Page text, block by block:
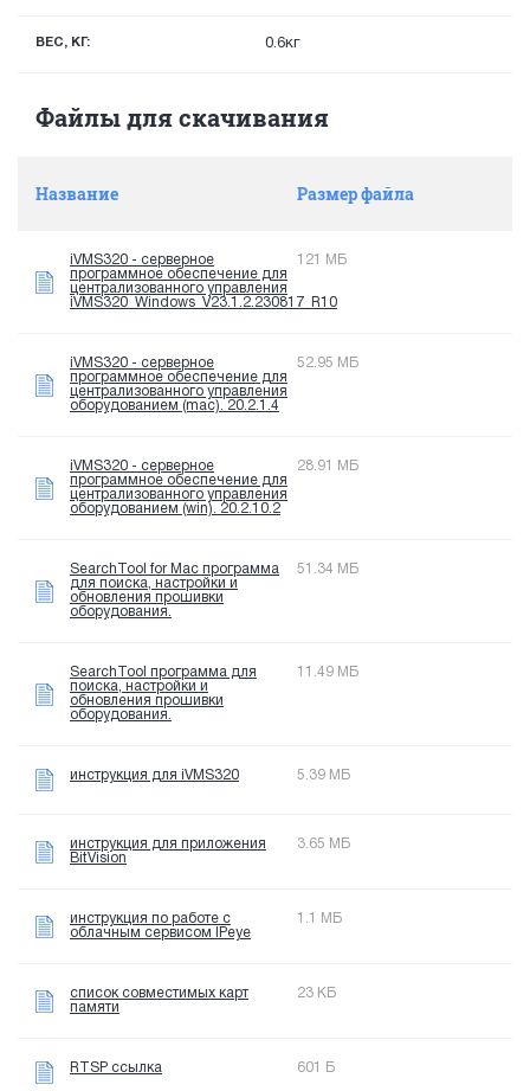
ВЕС, КГ: 0.6кг
Файлы для скачивания
Название Размер файла
iVMS320 - серверное
программное обеспечение для
централизованного управления
iVMS320_Windows_V23.1.2.230817_R10
121 МБ
iVMS320 - серверное
программное обеспечение для
централизованного управления
оборудованием (mac). 20.2.1.4
52.95 МБ
iVMS320 - серверное
программное обеспечение для
централизованного управления
оборудованием (win). 20.2.10.2
28.91 МБ
SearchTool for Mac программа
для поиска, настройки и
обновления прошивки
оборудования.
51.34 МБ
SearchTool программа для
поиска, настройки и
обновления прошивки
оборудования.
11.49 МБ
инструкция для iVMS320 5.39 МБ
инструкция для приложения
BitVision
3.65 МБ
инструкция по работе с
облачным сервисом IPeye
1.1 МБ
список совместимых карт
памяти
23 КБ
RTSP ссылка 601 Б